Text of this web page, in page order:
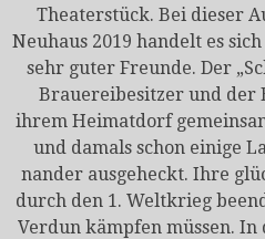
Theater­stück. Bei dieser
Neuhaus 2019 han­delt es
sehr guter Freunde. Der
Brauereibesitzer und der
ihrem Heimatdorf
und damals schon einige
nander ausgeheckt. Ihre
durch den 1. Weltkrieg
Verdun kämpfen müssen. In